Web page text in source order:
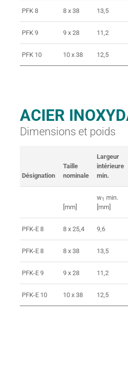
PFK 8 8 x 38 13,5
PFK 9 9 x 28 11,2
PFK 10 10 x 38 12,5
ACIER
Dimensions et poids
Désignation
Taille
nominale
Largeur
intérieure
min.
[mm]
w1 min.
[mm]
PFK-E 8 8 x 25,4 9,6
PFK-E 8 8 x 38 13,5
PFK-E 9 9 x 28 11,2
PFK-E 10 10 x 38 12,5